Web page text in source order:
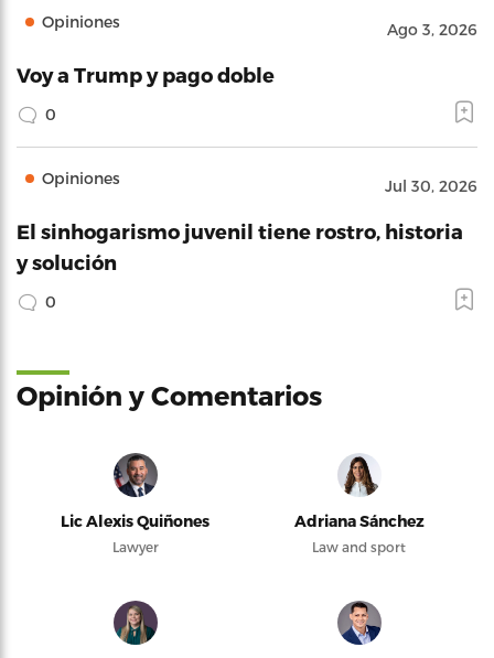
Opiniones Ago 3, 2026
Voy a Trump y pago doble
0
Opiniones Jul 30, 2026
El sinhogarismo juvenil tiene rostro, historia
y solución
0
Opinión y Comentarios
Lic Alexis Quiñones
Lawyer
Adriana Sánchez
Law and sport